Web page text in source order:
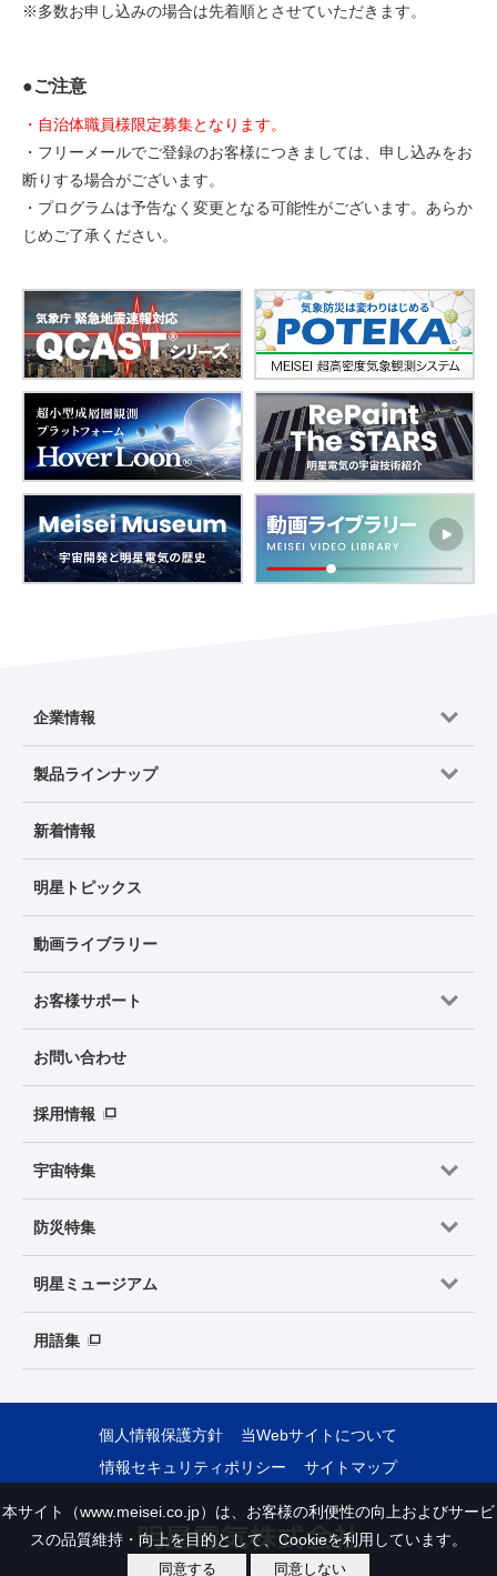
※多数お申し込みの場合は先着順とさせていただきます。
●ご注意
・自治体職員様限定募集となります。
・フリーメールでご登録のお客様につきましては、申し込みをお
断りする場合がございます。
・プログラムは予告なく変更となる可能性がございます。あらか
じめご了承ください。
企業情報
製品ラインナップ
新着情報
明星トピックス
動画ライブラリー
お客様サポート
お問い合わせ
採用情報
宇宙特集
防災特集
明星ミュージアム
用語集
個人情報保護方針
当Webサイトについて
情報セキュリティポリシー
サイトマップ
Copyright © Meisei Electric Co., Ltd. All Rights Reserved
本サイト（www.meisei.co.jp）は、お客様の利便性の向上およびサービ
スの品質維持・向上を目的として、Cookieを利用しています。
同意する 同意しない